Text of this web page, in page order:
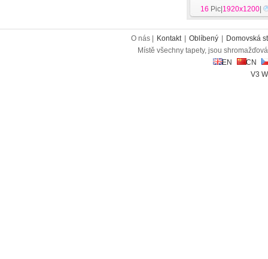
16 Pic| 1920x1200
O nás | Kontakt Oblíbený
Domovská
Místě všechny tapety, jsou
EN
CN
V3